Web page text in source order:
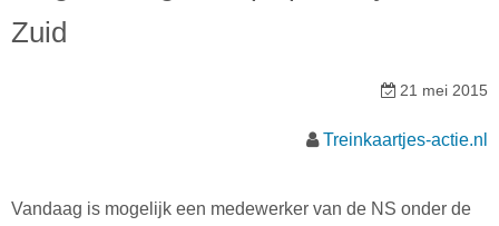
Zuid
21 mei 2015
Treinkaartjes-actie.nl
Vandaag is mogelijk een medewerker van de NS onder de